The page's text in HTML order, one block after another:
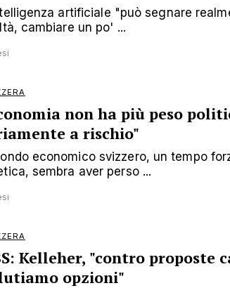
artificiale "può segnare
cambiare un po' ...
non ha più peso
a rischio"
economico svizzero, un tempo
sembra aver perso ...
Kelleher, "contro proposte
opzioni"